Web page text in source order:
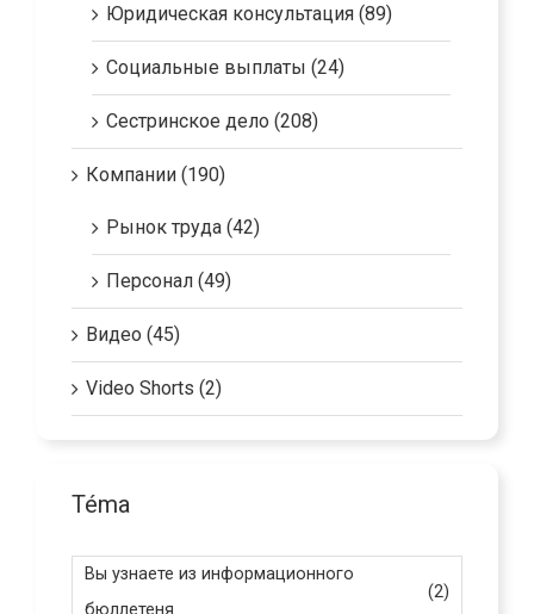
Юридическая консультация (89)
Социальные выплаты (24)
Сестринское дело (208)
Компании (190)
Рынок труда (42)
Персонал (49)
Видео (45)
Video Shorts (2)
Téma
Вы узнаете из информационного
бюллетеня
(2)